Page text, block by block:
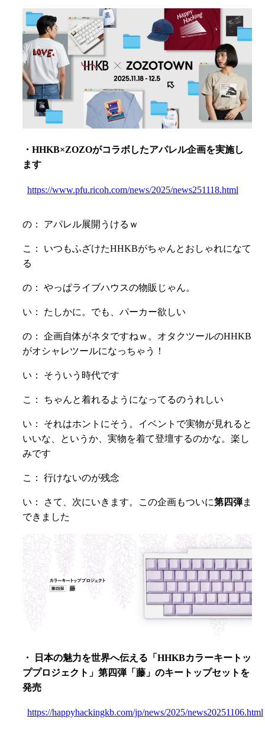
・HHKB×ZOZOがコラボしたアパレル企画を実施し
ます
https://www.pfu.ricoh.com/news/2025/news251118.html
の： アパレル展開うけるｗ
こ： いつもふざけたHHKBがちゃんとおしゃれになて
る
の： やっぱライブハウスの物販じゃん。
い： たしかに。でも、パーカー欲しい
の： 企画自体がネタですねｗ。オタクツールのHHKB
がオシャレツールになっちゃう！
い： そういう時代です
こ： ちゃんと着れるようになってるのうれしい
い： それはホントにそう。イベントで実物が見れると
いいな、というか、実物を着て登壇するのかな。楽し
みです
こ： 行けないのが残念
い： さて、次にいきます。この企画もついに第四弾ま
できました
・ 日本の魅力を世界へ伝える「HHKBカラーキートッ
ププロジェクト」第四弾「藤」のキートップセットを
発売
https://happyhackingkb.com/jp/news/2025/news20251106.html